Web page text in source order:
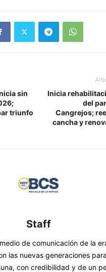
sin
triunfo
Inicia
del
Cangrejos;
cancha y
Staff
de comunicación de la
las nuevas generaciones
con credibilidad y de un